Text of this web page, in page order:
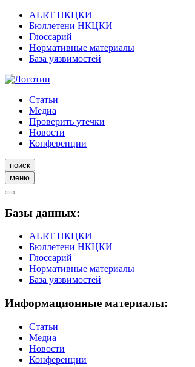
ALRT НКЦКИ
Бюллетени НКЦКИ
Глоссарий
Нормативные материалы
База уязвимостей
Статьи
Медиа
Проверить утечки
Новости
Конференции
поиск
меню
Базы данных:
ALRT НКЦКИ
Бюллетени НКЦКИ
Глоссарий
Нормативные материалы
База уязвимостей
Информационные материалы:
Статьи
Медиа
Новости
Конференции